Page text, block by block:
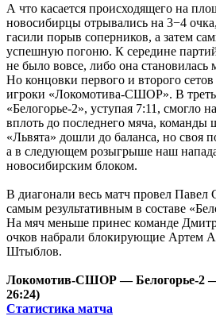
А что касается происходящего на
новосибирцы отрывались на 3−4
гасили порыв соперников, а затем
успешную погоню. К середине
не было вовсе, либо она становилась
Но концовки первого и второго
игроки «Локомотива-СШОР». В
«Белогорье-2», уступая 7:11, смогло
вплоть до последнего мяча, команды
«Львята» дошли до баланса, но своя
а в следующем розыгрыше наш
новосибирским блоком.
В диагонали весь матч провел Павел
самым результативным в составе
На мяч меньше принес команде
очков набрали блокирующие Артем
Штыблов.
Локомотив-СШОР — Белогорье-2 —
26:24)
Статистика матча